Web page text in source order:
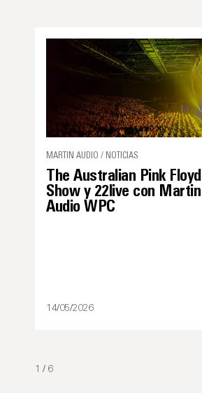
MARTIN AUDIO / NOTICIAS
The Australian Pink Floyd
Show y 22live con Martin
Audio WPC
14/05/2026
1 / 6